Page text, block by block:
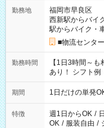
勤務地
福岡市早良区
西新駅からバイ
駅からバイク・
■物流センタ
勤務時間
【1日3時間～
あり！ シフト
▼18:00～21:00
期間 1日だけの単発
特徴 週1日からOK /
OK / 服装自由 /